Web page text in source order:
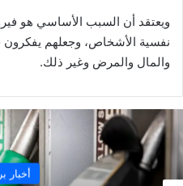
ويعتقد أن السبب الأساسي هو
نفسية الأشخاص، وجعلهم يفكرون
والمال والمرض وغير ذلك.
بريطانيا